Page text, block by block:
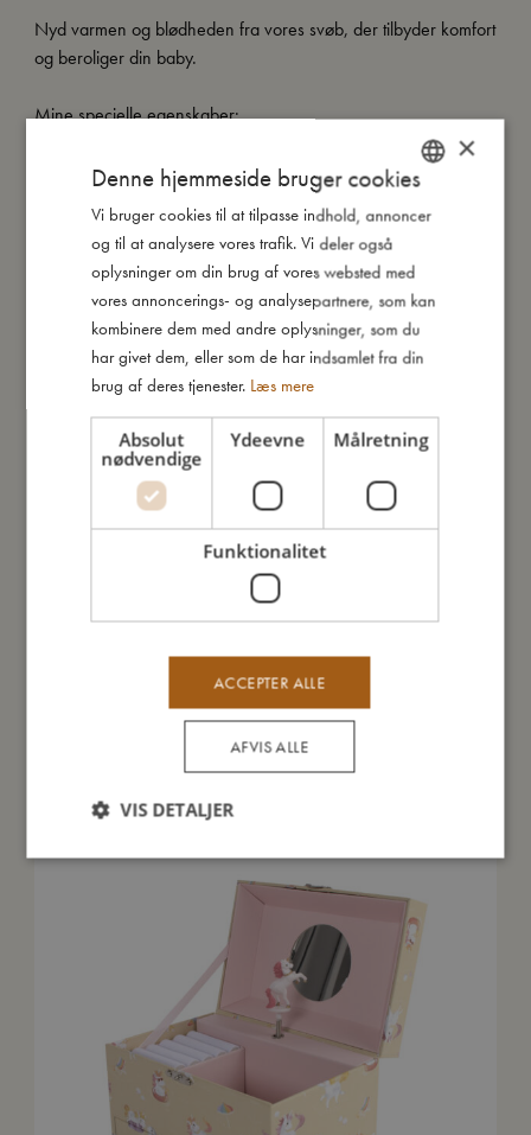
Nyd varmen og blødheden fra vores svøb, der tilbyder komfort
og beroliger din baby.
Mine specielle egenskaber:
- GOTS organic certificeret af CERES-0300.
- Løst vævet og meget åndbar.
- Kan vaskes ved 40º.
- Perfekt til at svøbe og berolige din baby.
- Stor størrelse (120x120 cm)
Så stor er jeg
Jeg er lavet af
Sådan plejer du mig
Du vil måske også kunne lide
DANISH
GERMAN
×
Denne hjemmeside bruger cookies
Vi bruger cookies til at tilpasse indhold, annoncer
og til at analysere vores trafik. Vi deler også
oplysninger om din brug af vores websted med
vores annoncerings- og analysepartnere, som kan
kombinere dem med andre oplysninger, som du
har givet dem, eller som de har indsamlet fra din
brug af deres tjenester. Læs mere
Absolut
nødvendige
Ydeevne Målretning
Funktionalitet
ACCEPTER ALLE
AFVIS ALLE
VIS DETALJER